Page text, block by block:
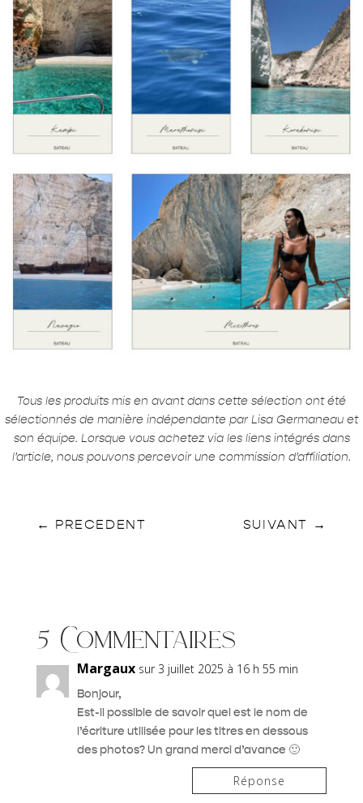
Tous les produits mis en avant dans cette sélection ont été
sélectionnés de manière indépendante par Lisa Germaneau et
son équipe. Lorsque vous achetez via les liens intégrés dans
l’article, nous pouvons percevoir une commission d’affiliation.
← PRECEDENT SUIVANT →
5 Commentaires
Margaux sur 3 juillet 2025 à 16 h 55 min
Bonjour,
Est-il possible de savoir quel est le nom de
l’écriture utilisée pour les titres en dessous
des photos? Un grand merci d’avance 🙂
Réponse